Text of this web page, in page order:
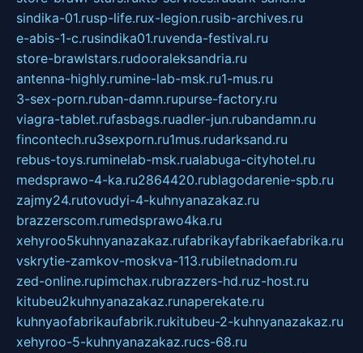
sindika-01.rusp-life.rux-legion.rusib-archives.ru
e-abis-1-c.rusindika01.ruvenda-festival.ru
store-brawlstars.rudooraleksandria.ru
antenna-highly.rumine-lab-msk.ru1-mus.ru
3-sex-porn.ruban-damn.rupurse-factory.ru
viagra-tablet.rufasbags.ruadler-jun.rubandamn.ru
fincontech.ru3sexporn.ru1mus.rudarksand.ru
rebus-toys.ruminelab-msk.rualabuga-cityhotel.ru
medsprawo-4-ka.ru2864420.rublagodarenie-spb.ru
zajmy24.rutovudyi-4-kuhnyanazakaz.ru
brazzerscom.rumedsprawo4ka.ru
xehyroo5kuhnyanazakaz.rufabrikayfabrikaefabrika.ru
vskrytie-zamkov-moskva-113.rubiletnadom.ru
zed-online.rupimchax.rubrazzers-hd.ruz-host.ru
kitubeu2kuhnyanazakaz.runaperekate.ru
kuhnyaofabrikaufabrik.rukitubeu-2-kuhnyanazakaz.ru
xehyroo-5-kuhnyanazakaz.rucs-68.ru